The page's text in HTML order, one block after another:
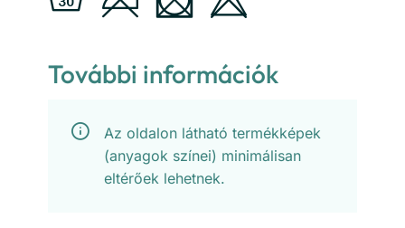
További információk
Az oldalon látható termékképek
(anyagok színei) minimálisan
eltérőek lehetnek.